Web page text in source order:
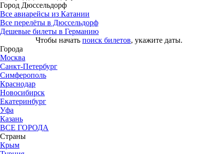
Город Дюссельдорф
Все авиарейсы из Катании
Все перелёты в Дюссельдорф
Дешевые билеты в Германию
Чтобы начать поиск билетов, укажите даты.
Города
Москва
Санкт-Петербург
Симферополь
Краснодар
Новосибирск
Екатеринбург
Уфа
Казань
ВСЕ ГОРОДА
Страны
Крым